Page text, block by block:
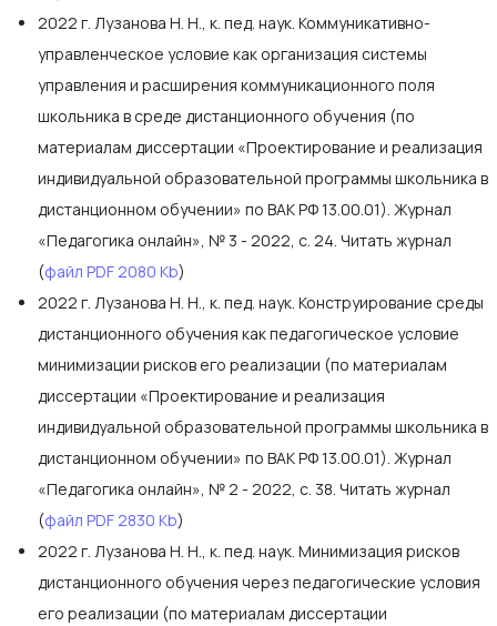
2022 г. Лузанова Н. Н., к. пед. наук. Коммуникативно-
управленческое условие как организация системы
управления и расширения коммуникационного поля
школьника в среде дистанционного обучения (по
материалам диссертации «Проектирование и реализация
индивидуальной образовательной программы школьника в
дистанционном обучении» по ВАК РФ 13.00.01). Журнал
«Педагогика онлайн», № 3 - 2022, с. 24. Читать журнал
(файл PDF 2080 Kb)
2022 г. Лузанова Н. Н., к. пед. наук. Конструирование среды
дистанционного обучения как педагогическое условие
минимизации рисков его реализации (по материалам
диссертации «Проектирование и реализация
индивидуальной образовательной программы школьника в
дистанционном обучении» по ВАК РФ 13.00.01). Журнал
«Педагогика онлайн», № 2 - 2022, с. 38. Читать журнал
(файл PDF 2830 Kb)
2022 г. Лузанова Н. Н., к. пед. наук. Минимизация рисков
дистанционного обучения через педагогические условия
его реализации (по материалам диссертации